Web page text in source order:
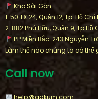
Kho Sài Gòn:
1: 50 TX 24, Quận 12, Tp. Hồ Chí
2: 882 Phú Hữu, Quận 9, Tp.Hồ
PP Miền Bắc: 243 Nguyễn
Làm thế nào chúng ta có thể
Call now